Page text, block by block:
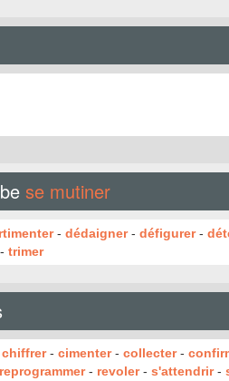
se mutiner
- dédaigner- défigurer-
trimer
chiffrer- cimenter- collecter-
reprogrammer- revoler- s'attendrir-